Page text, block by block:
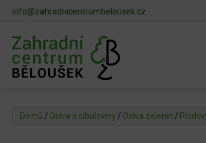
info@zahradnicentrumbelousek.cz
Domů / Osiva a cibuloviny / Osiva zelenin /